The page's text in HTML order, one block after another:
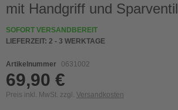
mit Handgriff und Sparventil
SOFORT VERSANDBEREIT
LIEFERZEIT: 2 - 3 WERKTAGE
Artikelnummer 0631002
69,90 €
Preis inkl. MwSt. zzgl. Versandkosten
the
of
the
gallery